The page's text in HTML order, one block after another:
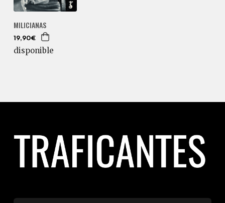
MILICIANAS
19,90€
disponible